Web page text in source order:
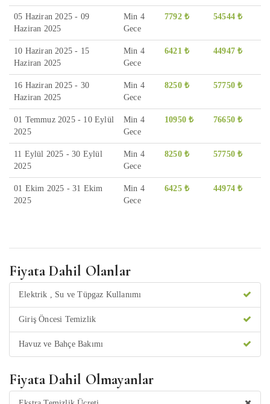
05 Haziran 2025 - 09
Haziran 2025
Min 4
Gece
7792 ₺ 54544 ₺
10 Haziran 2025 - 15
Haziran 2025
Min 4
Gece
6421 ₺ 44947 ₺
16 Haziran 2025 - 30
Haziran 2025
Min 4
Gece
8250 ₺ 57750 ₺
01 Temmuz 2025 - 10 Eylül
2025
Min 4
Gece
10950 ₺ 76650 ₺
11 Eylül 2025 - 30 Eylül
2025
Min 4
Gece
8250 ₺ 57750 ₺
01 Ekim 2025 - 31 Ekim
2025
Min 4
Gece
6425 ₺ 44974 ₺
Fiyata Dahil Olanlar
Elektrik , Su ve Tüpgaz Kullanımı
Giriş Öncesi Temizlik
Havuz ve Bahçe Bakımı
Fiyata Dahil Olmayanlar